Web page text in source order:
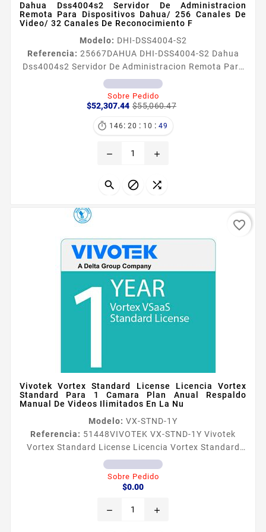
Dahua Dss4004s2 Servidor De Administracion
Remota Para Dispositivos Dahua/ 256 Canales De
Video/ 32 Canales De Reconocimiento F
Modelo: DHI-DSS4004-S2
Referencia: 25667DAHUA DHI-DSS4004-S2 Dahua
Dss4004s2 Servidor De Administracion Remota Para
Dispositivos Dahua/ 256 Canales De Video/ 32
Canales De Reconocimiento F INFORMACIÓN
GENERAL Servidor de administración remota para
DVRS Cámaras IP NVRS EVS Video Porteros Control
de Acceso Reconocimiento Facial Lectura de Placas
manera inteligente tanto el stream como el...
Sobre Pedido
$52,307.44 $55,060.47
 146 : 20 : 10 : 49
remove add
  
Vivotek Vortex Standard License Licencia Vortex
Standard Para 1 Camara Plan Anual Respaldo
Manual De Videos Ilimitados En La Nu
Modelo: VX-STND-1Y
Referencia: 51448VIVOTEK VX-STND-1Y Vivotek
Vortex Standard License Licencia Vortex Standard
Para 1 Camara Plan Anual Respaldo Manual De
Videos Ilimitados En La Nu Información General
Permite a los usuarios gestionar su sistema de
en la nube Esto significa que independientemente de
Sobre Pedido
$0.00Precio
remove add
favorite_border